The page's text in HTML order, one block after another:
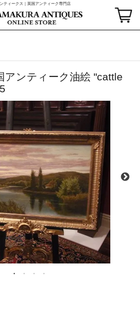
ティークス｜英国アンティーク専門店
アンティーク油絵 "cattle